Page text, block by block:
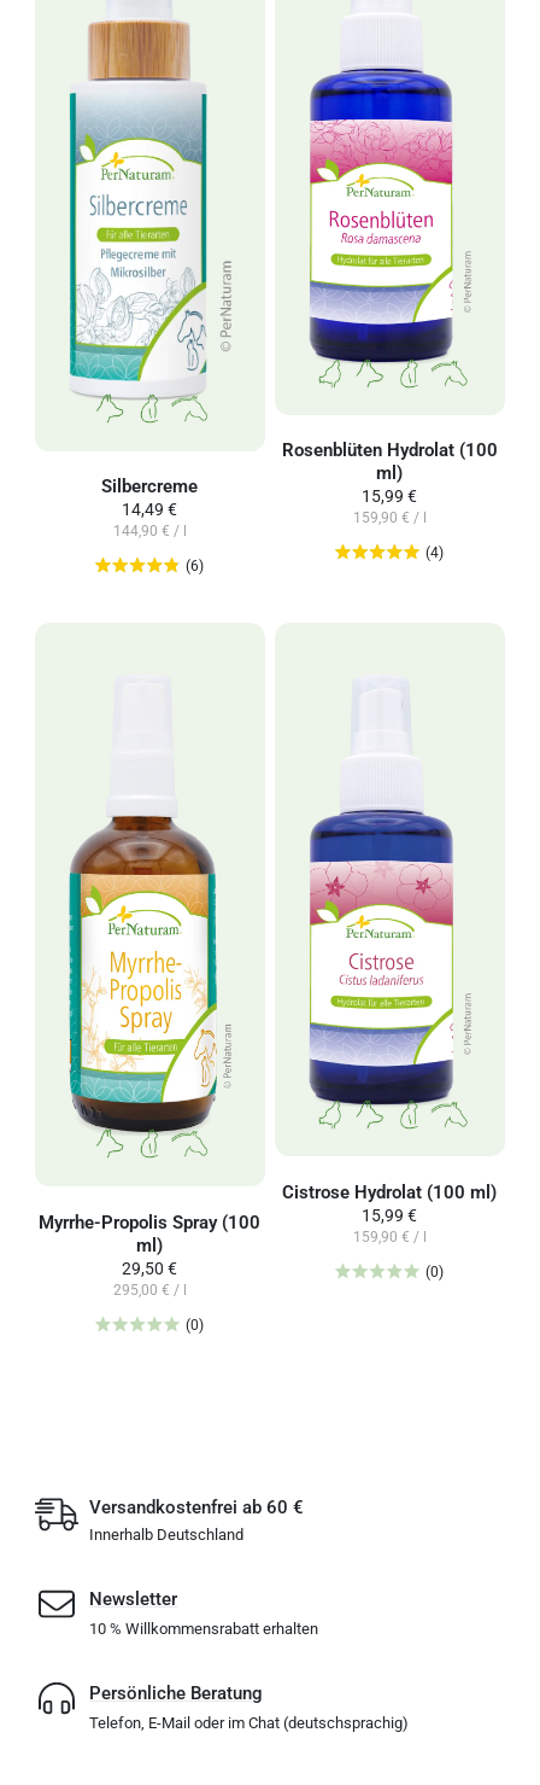
Silbercreme
14,49 €
144,90 € / l
(6)
Rosenblüten Hydrolat (100
ml)
15,99 €
159,90 € / l
(4)
Myrrhe-Propolis Spray (100
ml)
29,50 €
295,00 € / l
(0)
Cistrose Hydrolat (100 ml)
15,99 €
159,90 € / l
(0)
Versandkostenfrei ab 60 €
Innerhalb Deutschland
Newsletter
10 % Willkommensrabatt erhalten
Persönliche Beratung
Telefon, E-Mail oder im Chat (deutschsprachig)